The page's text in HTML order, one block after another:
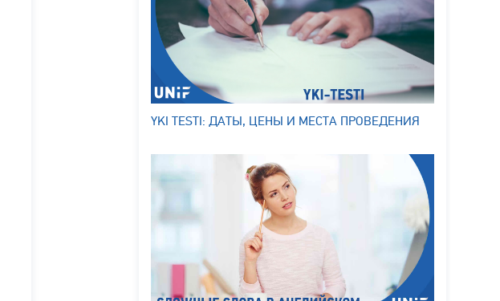
YKI TESTI: ДАТЫ, ЦЕНЫ И МЕСТА ПРОВЕДЕНИЯ